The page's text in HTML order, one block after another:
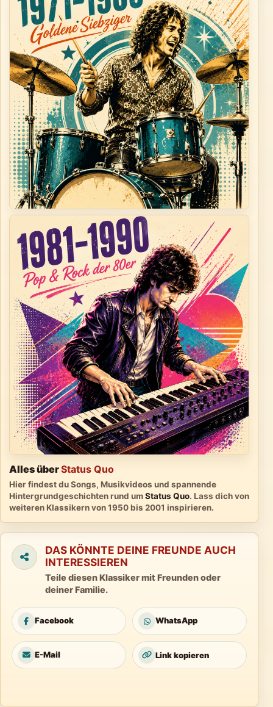
Alles überStatus Quo
Hier findest du Songs, Musikvideos und spannende
Hintergrundgeschichten rund umStatus Quo. Lass dich von
weiteren Klassikern von 1950 bis 2001 inspirieren.
DAS KÖNNTE DEINE FREUNDE AUCH
INTERESSIEREN
Teile diesen Klassiker mit Freunden oder
deiner Familie.
Facebook WhatsApp
E-Mail Link kopieren